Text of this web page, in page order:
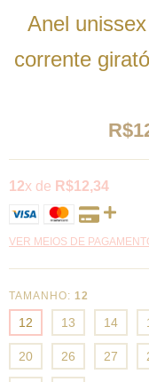
Anel
corrente
12x de R$12,34
VER MEIOS DE
TAMANHO: 12
12 13 14
20 26 27